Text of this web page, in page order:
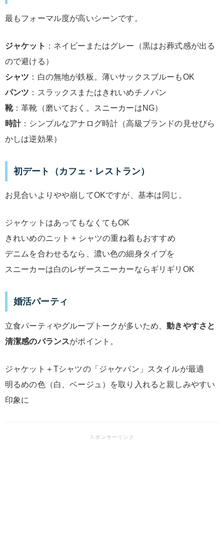
最もフォーマル度が高いシーンです。
ジャケット ：ネイビーまたはグレー（黒はお葬式感が出る
ので避ける）
シャツ ：白の無地が鉄板。薄いサックスブルーもOK
パンツ ：スラックスまたはきれいめチノパン
靴：革靴（磨いておく。スニーカーはNG）
時計：シンプルなアナログ時計（高級ブランドの見せびら
かしは逆効果）
初デート（カフェ・レストラン）
お見合いよりやや崩してOKですが、基本は同じ。
ジャケットはあってもなくてもOK
きれいめのニット + シャツの重ね着もおすすめ
デニムを合わせるなら、濃い色の細身タイプを
スニーカーは白のレザースニーカーならギリギリOK
婚活パーティ
立食パーティやグループトークが多いため、動きやすさと
清潔感のバランスがポイント。
ジャケット＋Tシャツの「ジャケパン」スタイルが最適
明るめの色（白、ベージュ）を取り入れると親しみやすい
印象に